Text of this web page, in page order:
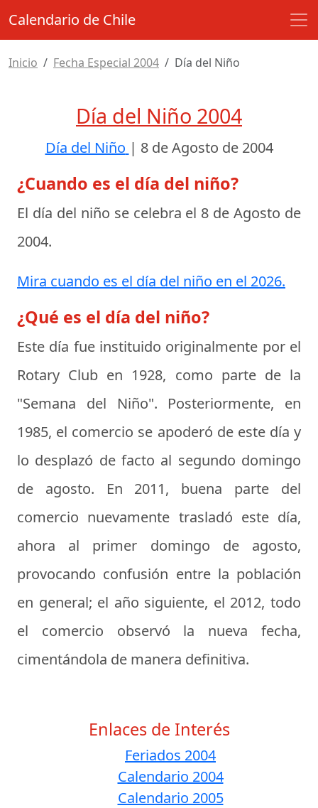
Calendario de Chile
Inicio Fecha Especial 2004 Día del Niño
Día del Niño 2004
Día del Niño | 8 de Agosto de 2004
¿Cuando es el día del niño?
El día del niño se celebra el 8 de Agosto de
2004.
Mira cuando es el día del niño en el 2026.
¿Qué es el día del niño?
Este día fue instituido originalmente por el
Rotary Club en 1928, como parte de la
"Semana del Niño". Posteriormente, en
1985, el comercio se apoderó de este día y
lo desplazó de facto al segundo domingo
de agosto. En 2011, buena parte del
comercio nuevamente trasladó este día,
ahora al primer domingo de agosto,
provocando confusión entre la población
en general; el año siguiente, el 2012, todo
el comercio observó la nueva fecha,
cimentándola de manera definitiva.
Enlaces de Interés
Feriados 2004
Calendario 2004
Calendario 2005